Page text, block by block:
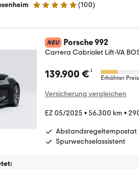
5 Sterne (100)
NEU Porsche 992
Carrera Cabriolet Lift-VA
139.900 €¹
Erhöhter Preis
Versicherung vergleichen
EZ 05/2025 • 56.300 km •
Abstandsregeltempostat
Spurwechselassistent
: